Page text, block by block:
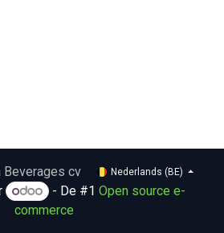
cv Nederlands (BE)
- De #1Open source e-
commerce